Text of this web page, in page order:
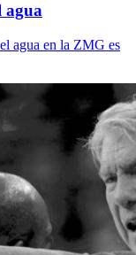
agua
agua en la ZMG es